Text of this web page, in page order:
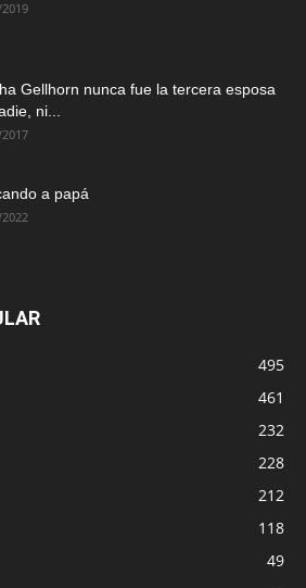
Gellhorn nunca fue la tercera esposa
ni...
a papá
495
461
232
228
212
118
49